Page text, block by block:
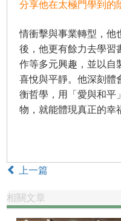
分享他在太極門學到的
情衝擊與事業轉型，他
後，他更有餘力去學習
作等多元興趣，並以自
喜悅與平靜。他深刻體
衡哲學，用「愛與和平
物，就能體現真正的幸
上一篇
相關文章